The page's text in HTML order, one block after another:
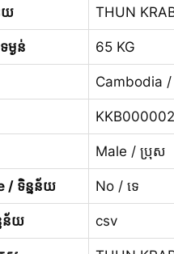
យ THUN
ងន់ 65 KG
Cambodia /
Male / ប្រុស
/ ទិន្នន័យ No / ទេ
ន័យ csv